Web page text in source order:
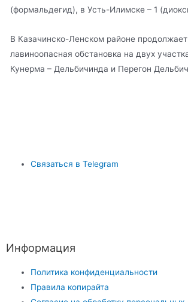
(формальдегид), в Усть-Илимске – 1
В Казачинско-Ленском районе продолжает
лавиноопасная обстановка на двух
Кунерма – Дельбичинда и Перегон
Связаться в Telegram
Информация
Политика конфиденциальности
Правила копирайта